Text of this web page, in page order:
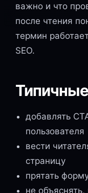
важно и что
после чтения
термин
SEO.
добавлять
пользователя
вести
страницу
прятать
не